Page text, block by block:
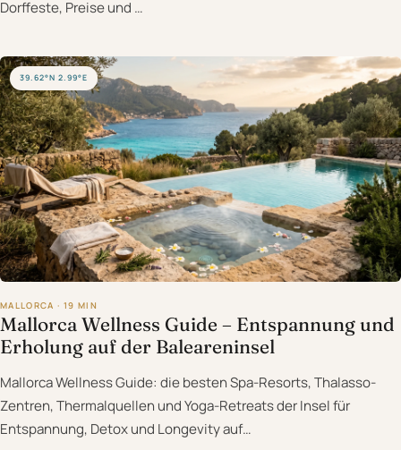
Dorffeste, Preise und …
39.62°N 2.99°E
MALLORCA · 19 MIN
Mallorca Wellness Guide – Entspannung und
Erholung auf der Baleareninsel
Mallorca Wellness Guide: die besten Spa-Resorts, Thalasso-
Zentren, Thermalquellen und Yoga-Retreats der Insel für
Entspannung, Detox und Longevity auf…